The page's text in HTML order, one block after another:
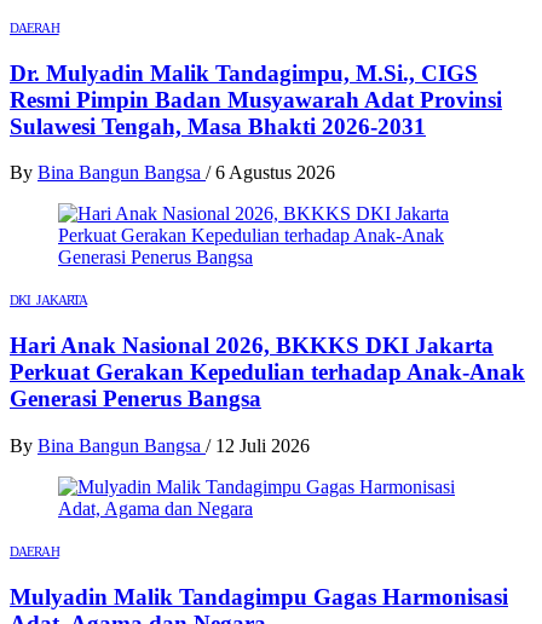
DAERAH
Dr. Mulyadin Malik Tandagimpu, M.Si., CIGS
Resmi Pimpin Badan Musyawarah Adat Provinsi
Sulawesi Tengah, Masa Bhakti 2026-2031
By Bina Bangun Bangsa / 6 Agustus 2026
DKI JAKARTA
Hari Anak Nasional 2026, BKKKS DKI Jakarta
Perkuat Gerakan Kepedulian terhadap Anak-Anak
Generasi Penerus Bangsa
By Bina Bangun Bangsa / 12 Juli 2026
DAERAH
Mulyadin Malik Tandagimpu Gagas Harmonisasi